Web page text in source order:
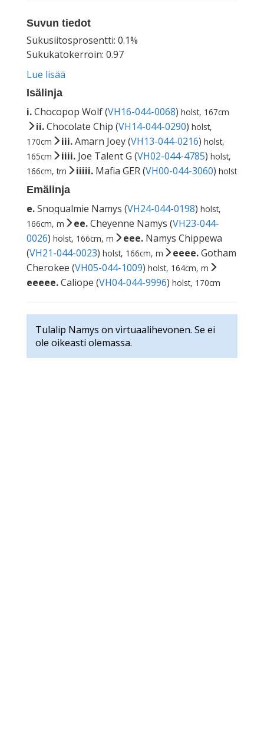
Suvun tiedot
Sukusiitosprosentti: 0.1%
Sukukatokerroin: 0.97
Lue lisää
Isälinja
i.Chocopop Wolf (VH16-044-0068) holst, 167cm
ii.Chocolate Chip (VH14-044-0290) holst,
170cm
iii.Amarn Joey (VH13-044-0216) holst,
165cm
iiii. Joe Talent G (VH02-044-4785) holst,
166cm, trn
iiiii. Mafia GER (VH00-044-3060) holst
Emälinja
e.Snoqualmie Namys (VH24-044-0198) holst,
166cm, m
ee.Cheyenne Namys (VH23-044-
0026) holst, 166cm, m eee. Namys Chippewa
(VH21-044-0023) holst, 166cm, m eeee.Gotham
Cherokee (VH05-044-1009) holst, 164cm, m
eeeee.Caliope (VH04-044-9996) holst, 170cm
Tulalip Namys on virtuaalihevonen. Se ei
ole oikeasti olemassa.